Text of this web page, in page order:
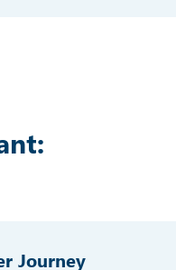
Journey